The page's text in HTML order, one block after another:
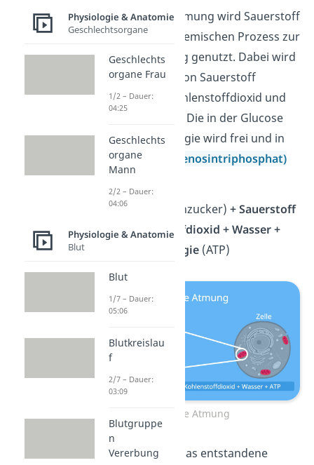
Bei der inneren Atmung wird Sauerstoff
durch einen biochemischen Prozess zur
Energiegewinnung genutzt. Dabei wird
Glucosemithilfe von Sauerstoff
schrittweise in Kohlenstoffdioxid und
Wasser abgebaut. Die in der Glucose
gespeicherte Energie wird frei und in
Form von ATP
(Adenosintriphosphat)
nutzbar gemacht.
Glucose
(Traubenzucker) + Sauerstoff
→ Kohlenstoffdioxid + Wasser +
Energie (ATP)
Innere Atmung
Die Zellen geben das entstandene
Physiologie & Anatomie
Geschlechtsorgane
Geschlechts
organe Frau
1/2 – Dauer:
04:25
Geschlechts
organe
Mann
2/2 – Dauer:
04:06
Physiologie & Anatomie
Blut
Blut
1/7 – Dauer:
05:06
Blutkreislau
f
2/7 – Dauer:
03:09
Blutgruppe
n
Vererbung